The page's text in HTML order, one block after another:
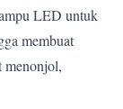
LED untuk
membuat
menonjol,